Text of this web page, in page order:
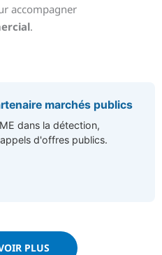
accompagner
.
marchés publics
dans la détection,
d'offres publics.
PLUS